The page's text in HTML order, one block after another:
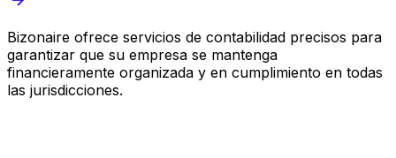
Bizonaire ofrece servicios de contabilidad precisos para
garantizar que su empresa se mantenga
financieramente organizada y en cumplimiento en todas
las jurisdicciones.